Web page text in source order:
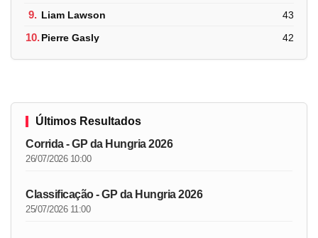
9. Liam Lawson 43
10.Pierre Gasly 42
Últimos Resultados
Corrida - GP da Hungria 2026
26/07/2026 10:00
Classificação - GP da Hungria 2026
25/07/2026 11:00